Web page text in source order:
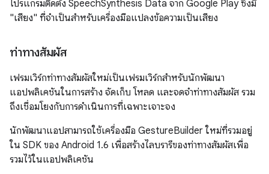
โปรแกรมติดตั้ง SpeechSynthesis Data จาก Google Play ซึ่งมี
"เสียง" ที่จําเป็นสําหรับเครื่องมือแปลงข้อความเป็นเสียง
ท่าทางสัมผัส
เฟรมเวิร์กท่าทางสัมผัสใหม่เป็นเฟรมเวิร์กสำหรับนักพัฒนา
แอปพลิเคชันในการสร้าง จัดเก็บ โหลด และจดจำท่าทางสัมผัส รวม
ถึงเชื่อมโยงกับการดำเนินการที่เฉพาะเจาะจง
นักพัฒนาแอปสามารถใช้เครื่องมือ GestureBuilder ใหม่ที่รวมอยู่
ใน SDK ของ Android 1.6 เพื่อสร้างไลบรารีของท่าทางสัมผัสเพื่อ
รวมไว้ในแอปพลิเคชัน